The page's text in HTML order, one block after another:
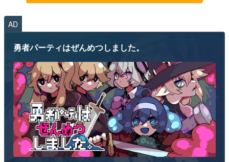
AD
勇者パーティはぜんめつしました。